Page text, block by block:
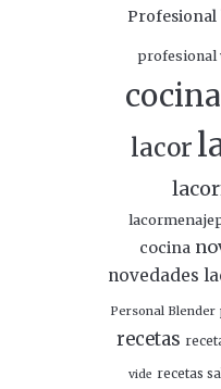
Profesional
profesional
lacor
cocina
novedades
Personal Blender
recetas
vide recetas